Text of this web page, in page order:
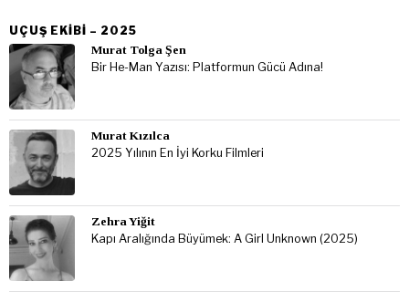
UÇUŞ EKIBI – 2025
Murat Tolga Şen
Bir He-Man Yazısı: Platformun Gücü Adına!
Murat Kızılca
2025 Yılının En İyi Korku Filmleri
Zehra Yiğit
Kapı Aralığında Büyümek: A Girl Unknown (2025)